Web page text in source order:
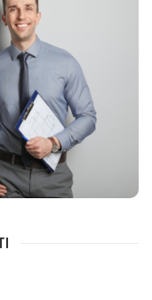
ANDREA PIZZI –